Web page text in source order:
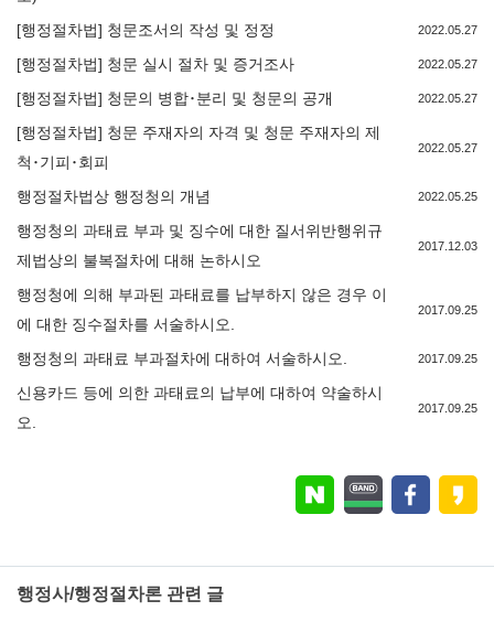
[행정절차법] 청문조서의 작성 및 정정
2022.05.27
[행정절차법] 청문 실시 절차 및 증거조사 2022.05.27
[행정절차법] 청문의 병합･분리 및 청문의 공개 2022.05.27
[행정절차법] 청문 주재자의 자격 및 청문 주재자의 제
척･기피･회피
2022.05.27
행정절차법상 행정청의 개념 2022.05.25
행정청의 과태료 부과 및 징수에 대한 질서위반행위규
제법상의 불복절차에 대해 논하시오
2017.12.03
행정청에 의해 부과된 과태료를 납부하지 않은 경우 이
에 대한 징수절차를 서술하시오.
2017.09.25
행정청의 과태료 부과절차에 대하여 서술하시오. 2017.09.25
신용카드 등에 의한 과태료의 납부에 대하여 약술하시
오.
2017.09.25
행정사/행정절차론 관련 글